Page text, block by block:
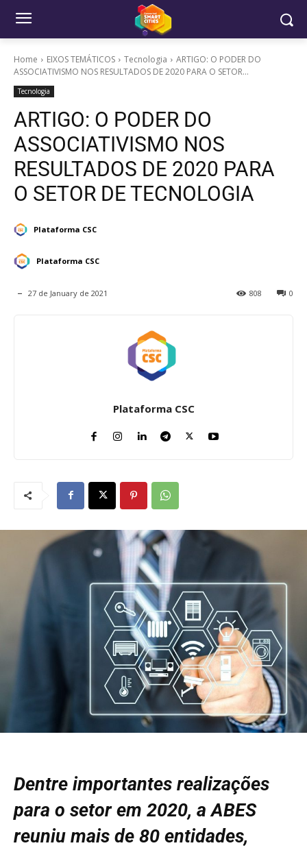
Home EIXOS TEMÁTICOS Tecnologia
ARTIGO: O PODER DO
ASSOCIATIVISMO NOS RESULTADOS DE 2020 PARA O SETOR...
Tecnologia
ARTIGO: O PODER DO
ASSOCIATIVISMO NOS
RESULTADOS DE 2020 PARA
O SETOR DE TECNOLOGIA
Plataforma CSC
Plataforma CSC
27 de January de 2021 0
808
Plataforma CSC
Dentre importantes realizações
para o setor em 2020, a ABES
reuniu mais de 80 entidades,